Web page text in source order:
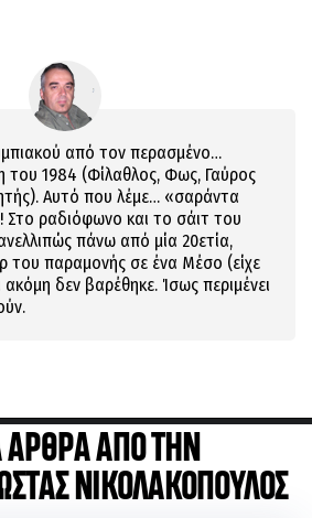
από τον περασμένο…
του 1984 (Φίλαθλος, Φως, Γαύρος
Αυτό που λέμε… «σαράντα
ραδιόφωνο και το σάιτ του
πάνω από μία 20ετία,
του παραμονής σε ένα Μέσο (είχε
δεν βαρέθηκε. Ίσως περιμένει
ΝΙΚΟΛΑΚΟΠΟΥΛΟΣ